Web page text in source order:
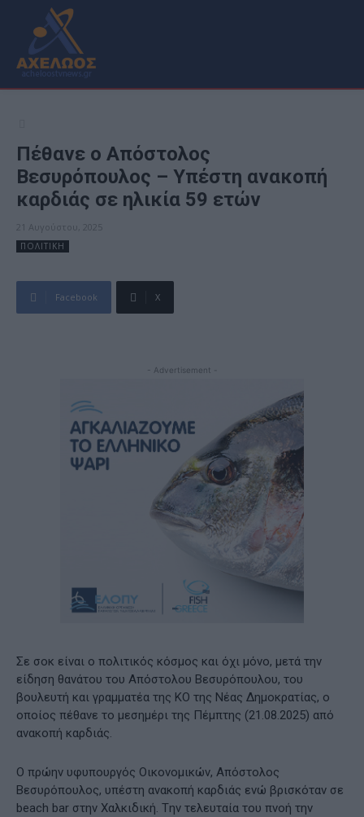
Πέθανε ο Απόστολος
Βεσυρόπουλος – Υπέστη ανακοπή
καρδιάς σε ηλικία 59 ετών
21 Αυγούστου, 2025
ΠΟΛΙΤΙΚΗ
Facebook X
- Advertisement -
Σε σοκ είναι ο πολιτικός κόσμος και όχι μόνο, μετά την
είδηση θανάτου του Απόστολου Βεσυρόπουλου, του
βουλευτή και γραμματέα της ΚΟ της Νέας Δημοκρατίας, ο
οποίος πέθανε το μεσημέρι της Πέμπτης (21.08.2025) από
ανακοπή καρδιάς.
Ο πρώην υφυπουργός Οικονομικών, Απόστολος
Βεσυρόπουλος, υπέστη ανακοπή καρδιάς ενώ βρισκόταν σε
beach bar στην Χαλκιδική. Tην τελευταία του πνοή την